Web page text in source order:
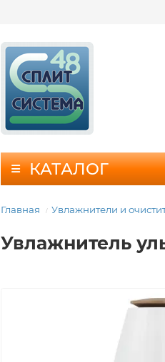
КАТАЛОГ
Главная Увлажнители и
Увлажнитель